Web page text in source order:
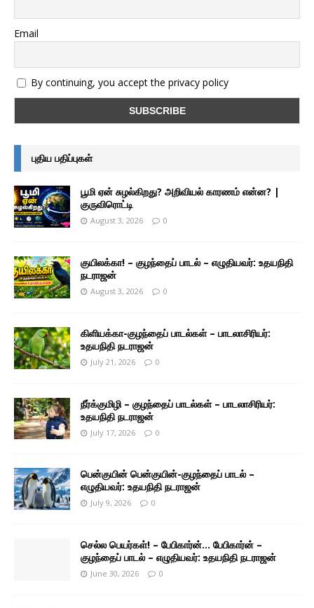
Email
By continuing, you accept the privacy policy
புதிய பதிப்புகள்
பூமி ஏன் சுழல்கிறது? அறிவியல் காரணம் என்ன? |
குருவிரொட்டி
August 3, 2026 0
குயிலக்கா! – குழந்தைப் பாடல் – எழுதியவர்: உதயநிதி
நடராஜன்
August 3, 2026 0
கிளியக்கா-குழந்தைப் பாடல்கள் – பாடலாசிரியர்:
உதயநிதி நடராஜன்
July 21, 2026 0
நீர்க்குமிழி – குழந்தைப் பாடல்கள் – பாடலாசிரியர்:
உதயநிதி நடராஜன்
July 17, 2026 0
பென்குயின் பென்குயின்-குழந்தைப் பாடல் –
எழுதியவர்: உதயநிதி நடராஜன்
July 9, 2026 0
செல்ல பெயர்கள்! – பேபிகார்ன்… பேபிகார்ன் –
குழந்தைப் பாடல் – எழுதியவர்: உதயநிதி நடராஜன்
June 30, 2026 0